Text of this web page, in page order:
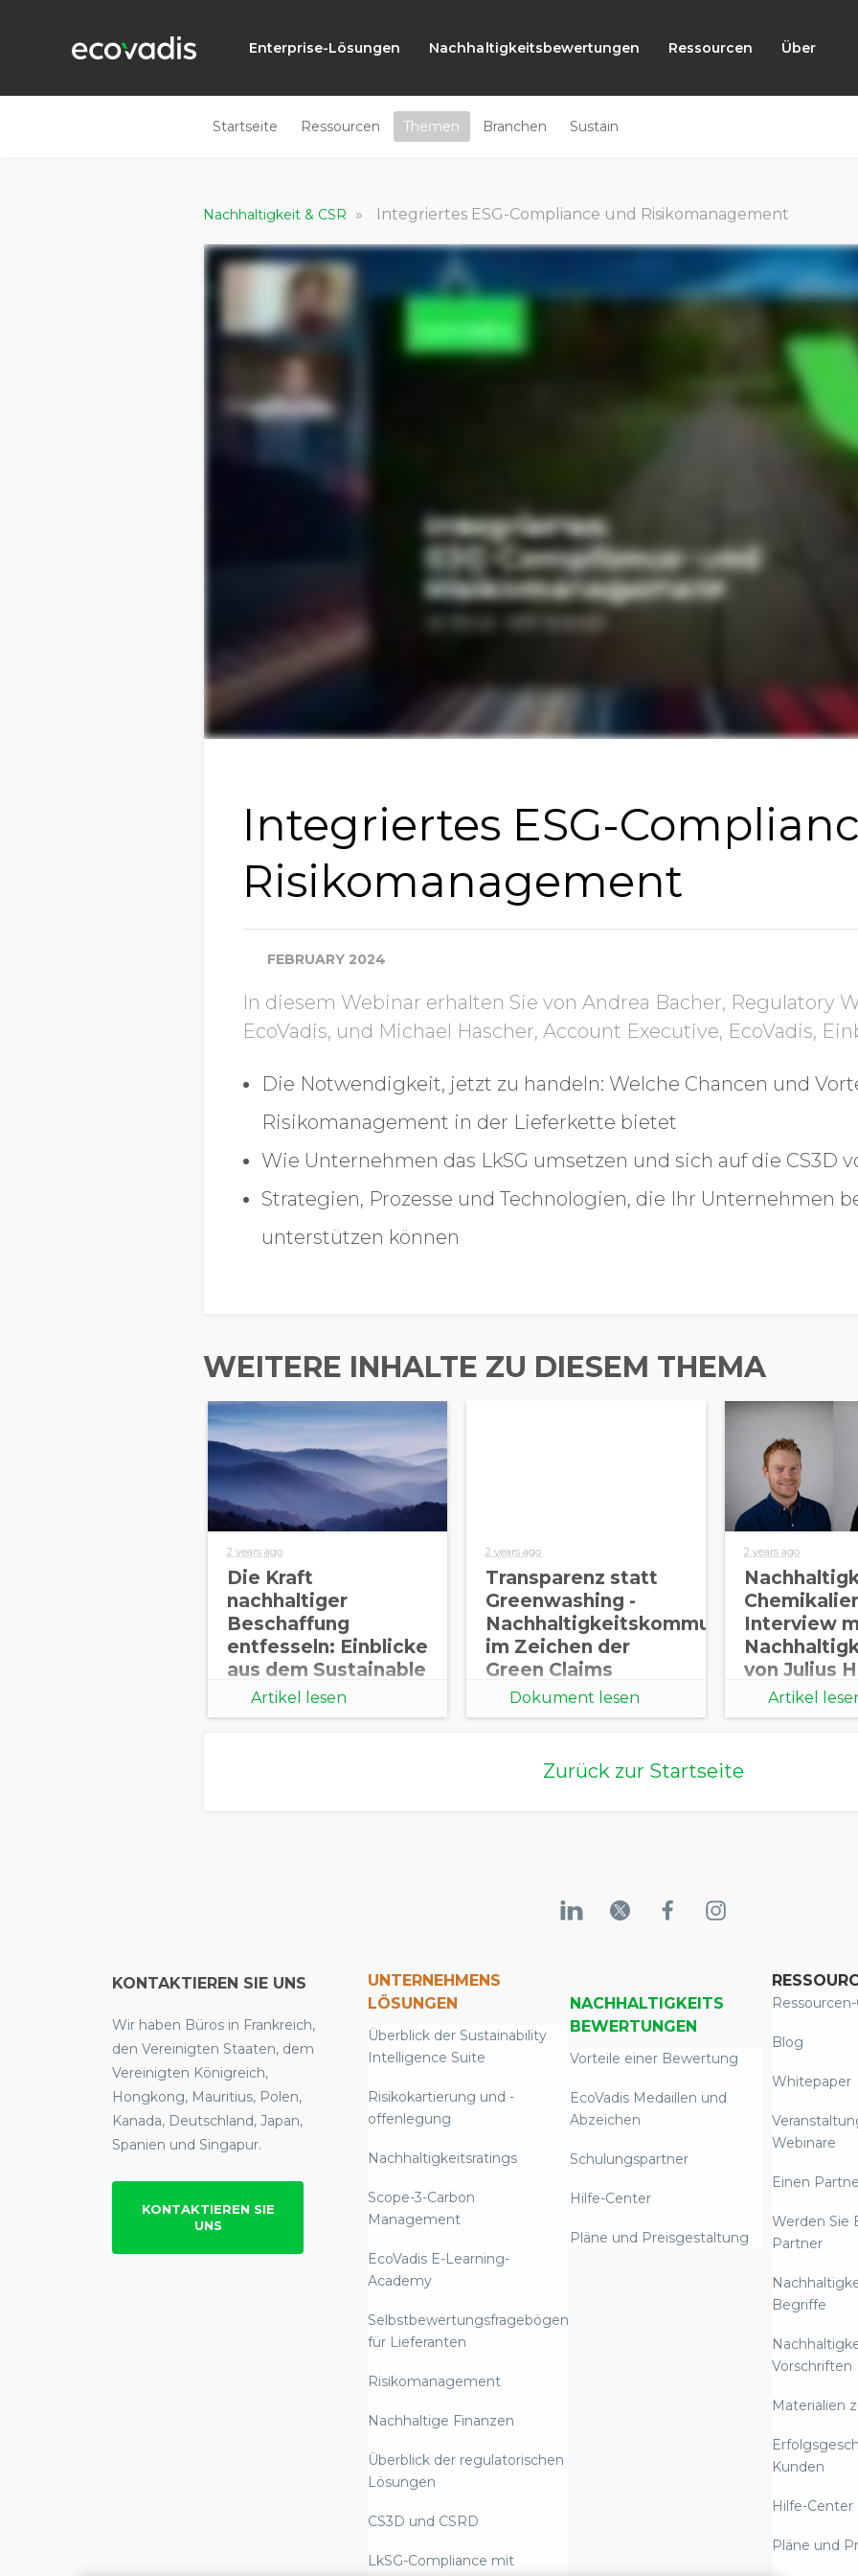
Enterprise-Lösungen Nachhaltigkeitsbewertungen Ressourcen Über
Startseite Ressourcen Themen Branchen Sustain
Nachhaltigkeit & CSR » Integriertes ESG-Compliance und Risikomanagement
Integriertes ESG-
Risikomanagement
FEBRUARY 2024
In diesem Webinar erhalten Sie von Andrea Bacher, Regulatory
EcoVadis, und Michael Hascher, Account Executive, EcoVadis,
Die Notwendigkeit, jetzt zu handeln: Welche Chancen und
Risikomanagement in der Lieferkette bietet
Wie Unternehmen das LkSG umsetzen und sich auf die CS3D
Strategien, Prozesse und Technologien, die Ihr Unternehmen
unterstützen können
WEITERE INHALTE ZU DIESEM THEMA
2 years ago
Die Kraft
nachhaltiger
Beschaffung
entfesseln: Einblicke
aus dem Sustainable
Procurement
Barometer 2024
Artikel lesen
2 years ago
Transparenz statt
Greenwashing -
Nachhaltigkeitskommunikation
im Zeichen der
Green Claims
Directive - B.A.U.M.
Insights 03/2024
Dokument lesen
2 years ago
Interview
von Julius
Artikel
Zurück zur Startseite
KONTAKTIEREN SIE UNS
Wir haben Büros in Frankreich,
den Vereinigten Staaten, dem
Vereinigten Königreich,
Hongkong, Mauritius, Polen,
Kanada, Deutschland, Japan,
Spanien und Singapur.
KONTAKTIEREN SIE
UNS
UNTERNEHMENS
LÖSUNGEN
Überblick der Sustainability
Intelligence Suite
Risikokartierung und -
offenlegung
Nachhaltigkeitsratings
Scope-3-Carbon
Management
EcoVadis E-Learning-
Academy
Selbstbewertungsfragebögen
für Lieferanten
Risikomanagement
Nachhaltige Finanzen
Überblick der regulatorischen
Lösungen
CS3D und CSRD
LkSG-Compliance mit
NACHHALTIGKEITS
BEWERTUNGEN
Vorteile einer Bewertung
EcoVadis Medaillen und
Abzeichen
Schulungspartner
Hilfe-Center
Pläne und Preisgestaltung
Blog
Whitepaper
Webinare
Einen
Werden Sie
Partner
Begriffe
Vorschriften
Materialien
Kunden
Hilfe-Center
Pläne und